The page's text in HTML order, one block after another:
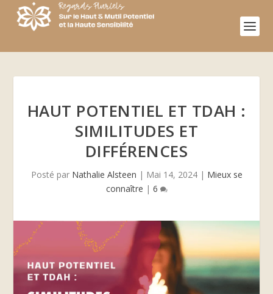
HAUT POTENTIEL ET TDAH :
SIMILITUDES ET
DIFFÉRENCES
Posté par Nathalie Alsteen | Mai 14, 2024| Mieux se
connaître | 6